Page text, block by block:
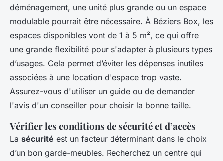
déménagement, une unité plus grande ou un espace
modulable pourrait être nécessaire. À Béziers Box, les
espaces disponibles vont de 1 à 5 m², ce qui offre
une grande flexibilité pour s'adapter à plusieurs types
d’usages. Cela permet d’éviter les dépenses inutiles
associées à une location d'espace trop vaste.
Assurez-vous d'utiliser un guide ou de demander
l'avis d'un conseiller pour choisir la bonne taille.
Vérifier les conditions de sécurité et d’accès
La sécurité est un facteur déterminant dans le choix
d’un bon garde-meubles. Recherchez un centre qui